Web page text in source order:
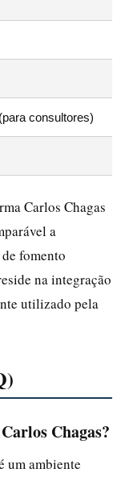
consultores)
Carlos Chagas
a
fomento
na integração
utilizado pela
Chagas?
um ambiente